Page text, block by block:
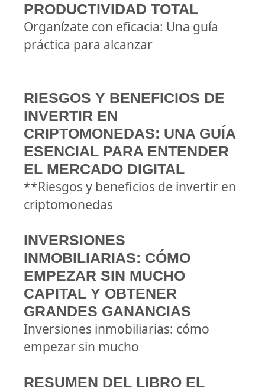
PRODUCTIVIDAD TOTAL
Organízate con eficacia: Una guía
práctica para alcanzar
RIESGOS Y BENEFICIOS DE
INVERTIR EN
CRIPTOMONEDAS: UNA GUÍA
ESENCIAL PARA ENTENDER
EL MERCADO DIGITAL
**Riesgos y beneficios de invertir en
criptomonedas
INVERSIONES
INMOBILIARIAS: CÓMO
EMPEZAR SIN MUCHO
CAPITAL Y OBTENER
GRANDES GANANCIAS
Inversiones inmobiliarias: cómo
empezar sin mucho
RESUMEN DEL LIBRO EL